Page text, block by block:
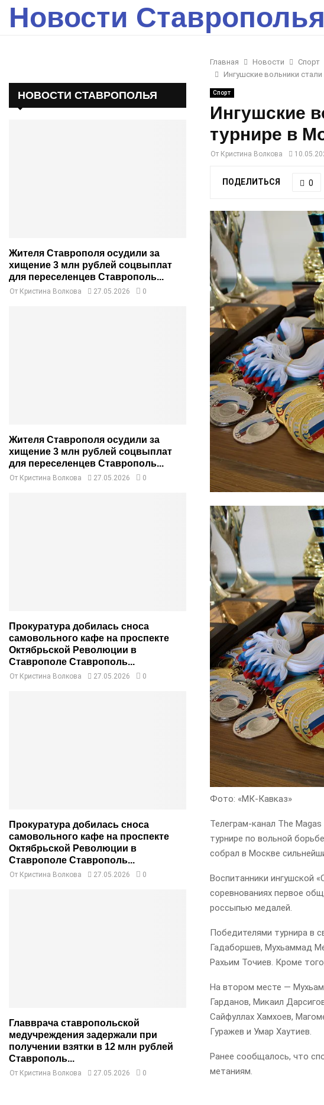
Новости Ставрополья
Главная Новости
Спорт
Ингушские вольники
Спорт
Ингушские
турнире в
От Кристина Волкова
ПОДЕЛИТЬСЯ 0
Фото: «МК-Кавказ»
Телеграм-канал The
турнире по вольной
собрал в Москве
Воспитанники ингушской
соревнованиях первое
россыпью медалей.
Победителями турнира в
Гадаборшев, Мухьаммад
Рахьим Точиев. Кроме
На втором месте —
Гарданов, Микаил
Сайфуллах Хамхоев,
Гуражев и Умар Хаутиев.
Ранее сообщалось, что
метаниям.
НОВОСТИ СТАВРОПОЛЬЯ
Жителя Ставрополя осудили за
хищение 3 млн рублей соцвыплат
для переселенцев Ставрополь...
От Кристина Волкова 27.05.2026 0
Жителя Ставрополя осудили за
хищение 3 млн рублей соцвыплат
для переселенцев Ставрополь...
От Кристина Волкова 27.05.2026 0
Прокуратура добилась сноса
самовольного кафе на проспекте
Октябрьской Революции в
Ставрополе Ставрополь...
От Кристина Волкова 27.05.2026 0
Прокуратура добилась сноса
самовольного кафе на проспекте
Октябрьской Революции в
Ставрополе Ставрополь...
От Кристина Волкова 27.05.2026 0
Главврача ставропольской
медучреждения задержали при
получении взятки в 12 млн рублей
Ставрополь...
От Кристина Волкова 27.05.2026 0